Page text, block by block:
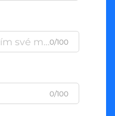
0/100
0/100